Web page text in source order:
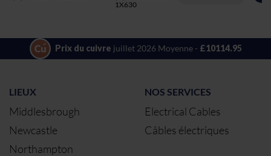
1X630
Prix du cuivre juillet 2026 Moyenne - £10114.95
LIEUX
Middlesbrough
Newcastle
Northampton
NOS SERVICES
Electrical Cables
Câbles électriques